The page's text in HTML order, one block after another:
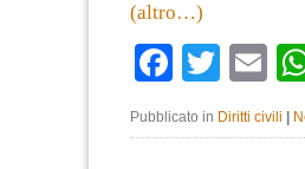
(altro…)
Pubblicato in Diritti civili